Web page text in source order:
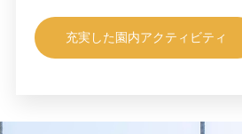
充実した園内アクティビティ